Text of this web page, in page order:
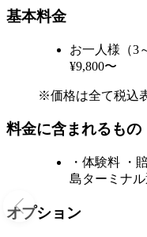
基本料金
お一人様（3
¥9,800〜
※価格は全て税込
料金に含まれるもの
・体験料 ・
島ターミナ
オプション